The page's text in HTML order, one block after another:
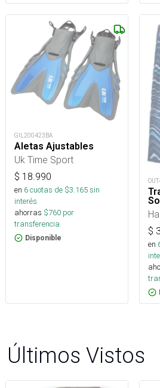
GIL200423BA
Aletas Ajustables
Uk Time Sport
$ 18.990
en 6cuotas de $3.165sin
interés
ahorras $760 por
transferencia.
Disponible
$
en
Últimos Vistos